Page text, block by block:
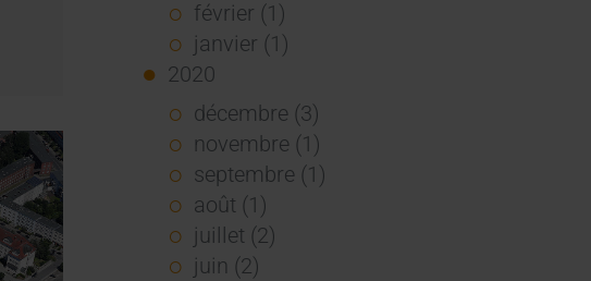
février (1)
janvier (1)
2020
décembre (3)
novembre (1)
septembre (1)
août (1)
juillet (2)
juin (2)